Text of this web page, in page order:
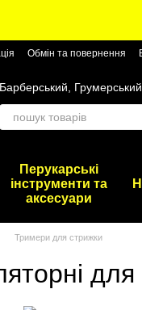
Обмін та повернення
Барберський,
Перукарські
інструменти та
аксесуари
Тримери для стрижки
для